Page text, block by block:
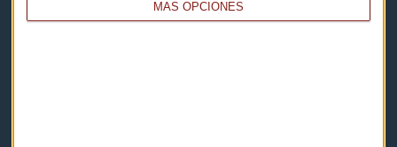
MÁS OPCIONES